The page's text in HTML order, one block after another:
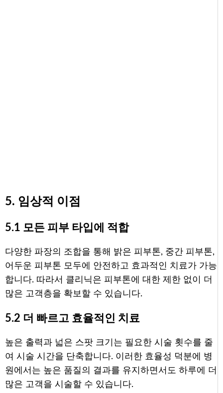
5. 임상적 이점
5.1 모든 피부 타입에 적합
다양한 파장의 조합을 통해 밝은 피부톤, 중간 피부톤,
어두운 피부톤 모두에 안전하고 효과적인 치료가 가능
합니다. 따라서 클리닉은 피부톤에 대한 제한 없이 더
많은 고객층을 확보할 수 있습니다.
5.2 더 빠르고 효율적인 치료
높은 출력과 넓은 스팟 크기는 필요한 시술 횟수를 줄
여 시술 시간을 단축합니다. 이러한 효율성 덕분에 병
원에서는 높은 품질의 결과를 유지하면서도 하루에 더
많은 고객을 시술할 수 있습니다.